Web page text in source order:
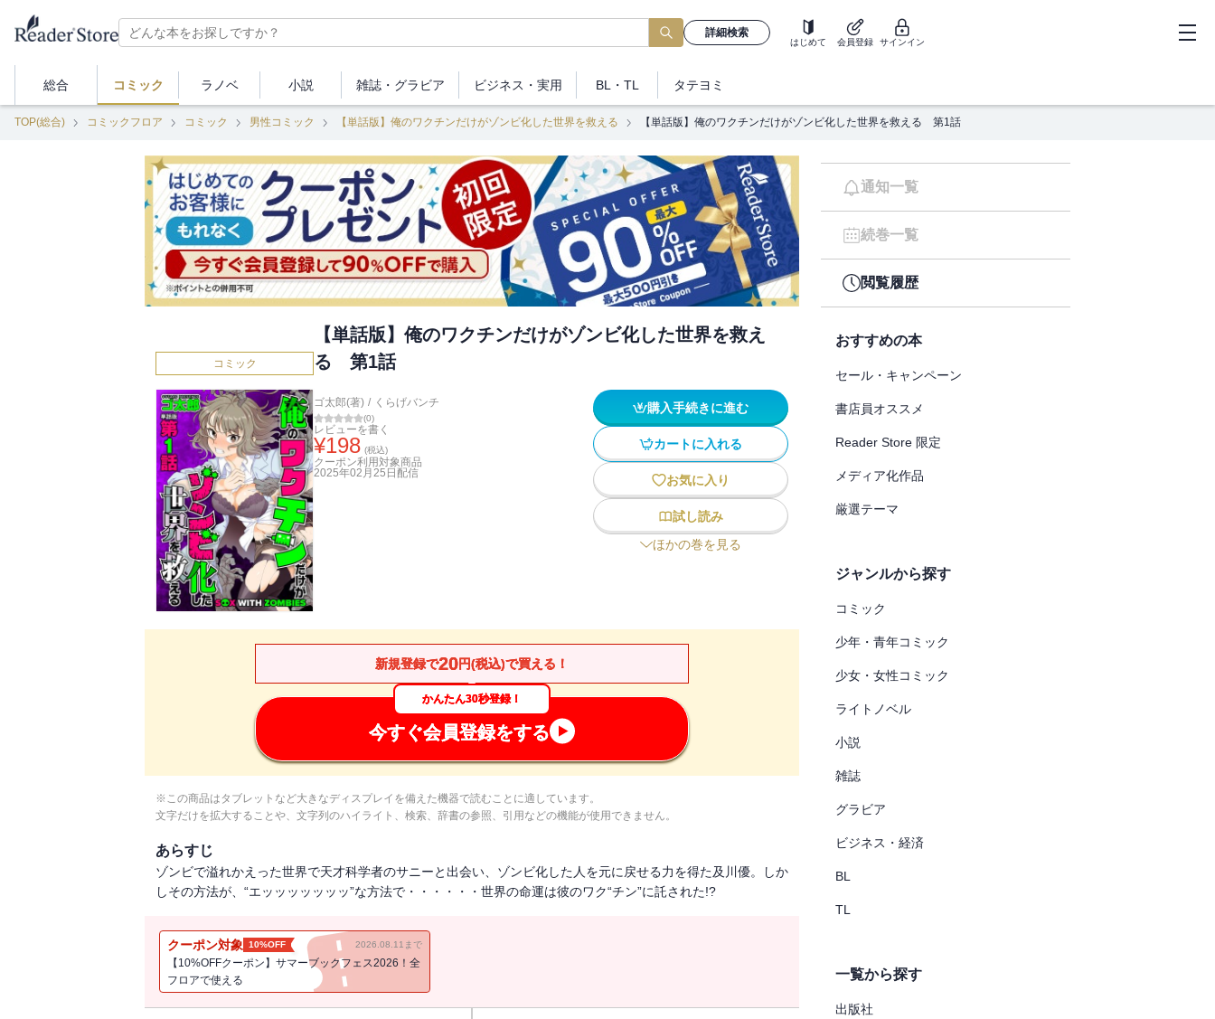
詳細検索
はじめて 会員登録 サインイン
総合 コミック ラノベ 小説 雑誌・ グラビア ビジネス ・実用 BL・TL タテヨミ
TOP(総合) コミックフロア コミック 男性コミック 【単話版】俺のワクチンだけがゾンビ化した世界を救える 【単話版】俺のワクチンだけがゾンビ化した世界を救える 第1話
コミック
【単話版】俺のワクチンだけがゾンビ化した世界を救え
る 第1話
ゴ太郎(著) / くらげバンチ
(0)
レビューを書く
¥198 (税込)
クーポン利用対象商品
2025年02月25日 配信
購入手続きに進む
カートに入れる
お気に入り
試し読み
ほかの巻を見る
新規登録で20円(税込)で買える！
かんたん30秒登録！
今すぐ会員登録をする
※この商品はタブレットなど大きなディスプレイを備えた機器で読むことに適しています。
文字だけを拡大することや、文字列のハイライト、検索、辞書の参照、引用などの機能が使用できません。
あらすじ
ゾンビで溢れかえった世界で天才科学者のサニーと出会い、ゾンビ化した人を元に戻せる力を得た及川優。しか
しその方法が、“エッッッッッッッ”な方法で・・・・・・世界の命運は彼のワク“チン”に託された!?
クーポン対象 10%OFF 2026.08.11まで
【10%OFFクーポン】サマーブックフェス2026！全
フロアで使える
通知一覧
続巻一覧
閲覧履歴
おすすめの本
セール・キャンペーン
書店員オススメ
Reader Store 限定
メディア化作品
厳選テーマ
ジャンルから探す
コミック
少年・青年コミック
少女・女性コミック
ライトノベル
小説
雑誌
グラビア
ビジネス・経済
BL
TL
一覧から探す
出版社